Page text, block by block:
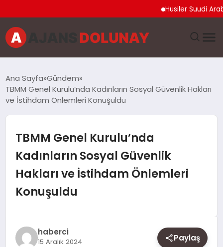
Husiler Suudi
EĞITIM
GÜNCEL
SAĞLIK
Ana Sayfa Gündem
TBMM Genel Kurulu’nda Kadınların Sosyal Güvenlik Hakları
ve İstihdam Önlemleri Konuşuldu
TBMM Genel Kurulu’nda
Kadınların Sosyal Güvenlik
Hakları ve İstihdam Önlemleri
Konuşuldu
haberci
15 Aralık 2024 Paylaş